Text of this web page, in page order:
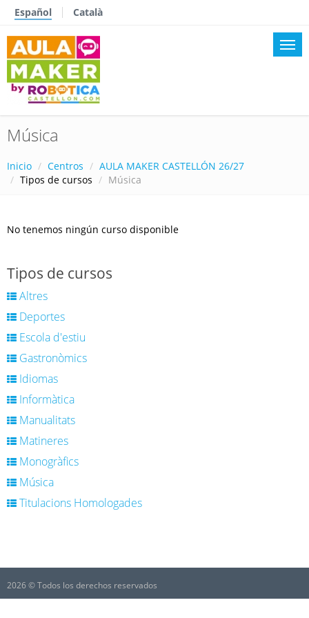
Español Català
Música
Inicio Centros
AULA MAKER CASTELLÓN 26/27
Tipos de cursos
Música
No tenemos ningún curso disponible
Tipos de cursos
Altres
Deportes
Escola d'estiu
Gastronòmics
Idiomas
Informàtica
Manualitats
Matineres
Monogràfics
Música
Titulacions Homologades
2026 © Todos los derechos reservados